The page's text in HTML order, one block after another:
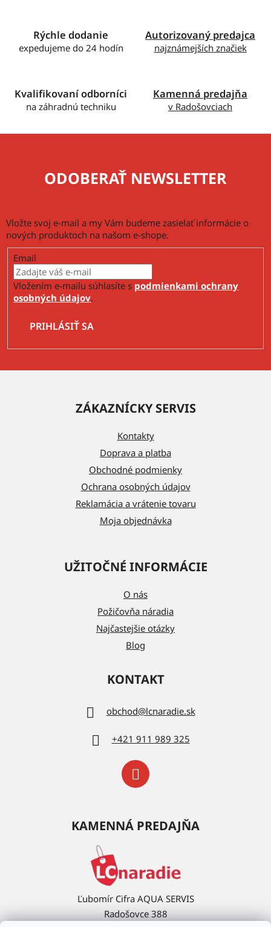
i
Rýchle dodanie
expedujeme do 24 hodín
Autorizovaný predajca
najznámejších značiek
Kvalifikovaní odborníci
na záhradnú techniku
Kamenná predajňa
v Radošovciach
ODOBERAŤ NEWSLETTER
Vložte svoj e-mail a my Vám budeme zasielať informácie o
nových produktoch na našom e-shope.
Email
Vložením e-mailu súhlasíte s podmienkami ochrany
osobných údajov.
PRIHLÁSIŤ SA
ZÁKAZNÍCKY SERVIS
Kontakty
Doprava a platba
Obchodné podmienky
Ochrana osobných údajov
Reklamácia a vrátenie tovaru
Moja objednávka
UŽITOČNÉ INFORMÁCIE
O nás
Požičovňa náradia
Najčastejšie otázky
Blog
KONTAKT
obchod@lcnaradie.sk
+421 911 989 325
KAMENNÁ PREDAJŇA
Ľubomír Cifra AQUA SERVIS
Radošovce 388